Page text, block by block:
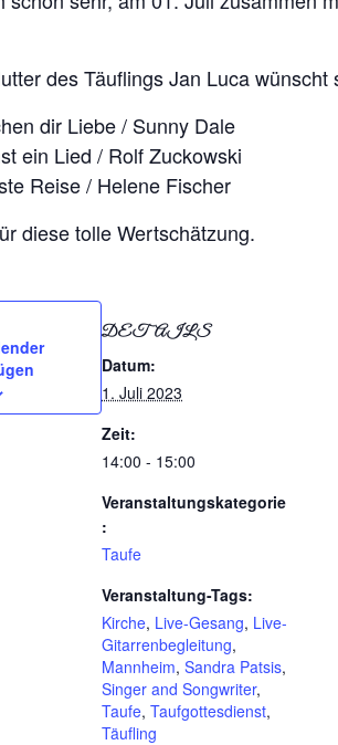
des Täuflings Jan Luca
dir Liebe / Sunny Dale
ein Lied / Rolf Zuckowski
Reise / Helene Fischer
diese tolle Wertschätzung.
DETAILS
Datum:
1. Juli 2023
Zeit:
14:00 - 15:00
Veranstaltungskategorie
:
Taufe
Veranstaltung-Tags:
Kirche, Live-Gesang, Live-
Gitarrenbegleitung,
Mannheim, Sandra Patsis,
Singer and Songwriter,
Taufe, Taufgottesdienst,
Täufling